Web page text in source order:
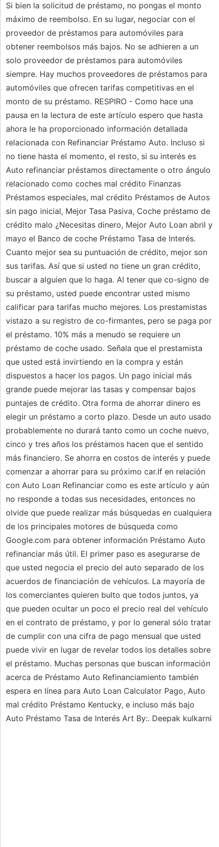
Si bien la solicitud de préstamo, no pongas el monto
máximo de reembolso. En su lugar, negociar con el
proveedor de préstamos para automóviles para
obtener reembolsos más bajos. No se adhieren a un
solo proveedor de préstamos para automóviles
siempre. Hay muchos proveedores de préstamos para
automóviles que ofrecen tarifas competitivas en el
monto de su préstamo. RESPIRO - Como hace una
pausa en la lectura de este artículo espero que hasta
ahora le ha proporcionado información detallada
relacionada con Refinanciar Préstamo Auto. Incluso si
no tiene hasta el momento, el resto, si su interés es
Auto refinanciar préstamos directamente o otro ángulo
relacionado como coches mal crédito Finanzas
Préstamos especiales, mal crédito Préstamos de Autos
sin pago inicial, Mejor Tasa Pasiva, Coche préstamo de
crédito malo ¿Necesitas dinero, Mejor Auto Loan abril y
mayo el Banco de coche Préstamo Tasa de Interés.
Cuanto mejor sea su puntuación de crédito, mejor son
sus tarifas. Así que si usted no tiene un gran crédito,
buscar a alguien que lo haga. Al tener que co-signo de
su préstamo, usted puede encontrar usted mismo
calificar para tarifas mucho mejores. Los prestamistas
vistazo a su registro de co-firmantes, pero se paga por
el préstamo. 10% más a menudo se requiere un
préstamo de coche usado. Señala que el prestamista
que usted está invirtiendo en la compra y están
dispuestos a hacer los pagos. Un pago inicial más
grande puede mejorar las tasas y compensar bajos
puntajes de crédito. Otra forma de ahorrar dinero es
elegir un préstamo a corto plazo. Desde un auto usado
probablemente no durará tanto como un coche nuevo,
cinco y tres años los préstamos hacen que el sentido
más financiero. Se ahorra en costos de interés y puede
comenzar a ahorrar para su próximo car.If en relación
con Auto Loan Refinanciar como es este artículo y aún
no responde a todas sus necesidades, entonces no
olvide que puede realizar más búsquedas en cualquiera
de los principales motores de búsqueda como
Google.com para obtener información Préstamo Auto
refinanciar más útil. El primer paso es asegurarse de
que usted negocia el precio del auto separado de los
acuerdos de financiación de vehículos. La mayoría de
los comerciantes quieren bulto que todos juntos, ya
que pueden ocultar un poco el precio real del vehículo
en el contrato de préstamo, y por lo general sólo tratar
de cumplir con una cifra de pago mensual que usted
puede vivir en lugar de revelar todos los detalles sobre
el préstamo. Muchas personas que buscan información
acerca de Préstamo Auto Refinanciamiento también
espera en línea para Auto Loan Calculator Pago, Auto
mal crédito Préstamo Kentucky, e incluso más bajo
Auto Préstamo Tasa de Interés Art By:. Deepak kulkarni